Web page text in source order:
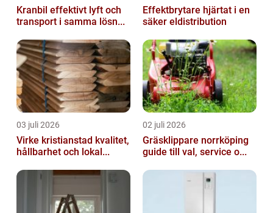
Kranbil effektivt lyft och
transport i samma lösn...
Effektbrytare hjärtat i en
säker eldistribution
03 juli 2026
Virke kristianstad kvalitet,
hållbarhet och lokal...
02 juli 2026
Gräsklippare norrköping
guide till val, service o...